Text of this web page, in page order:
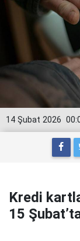
14 Şubat 2026
Kredi
15